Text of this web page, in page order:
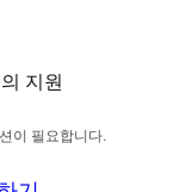
지원
이 필요합니다.